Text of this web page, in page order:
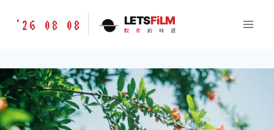
胶
味
道
LETSFILM
'26 08 08 LETSFiLM
胶 片 的 味 道